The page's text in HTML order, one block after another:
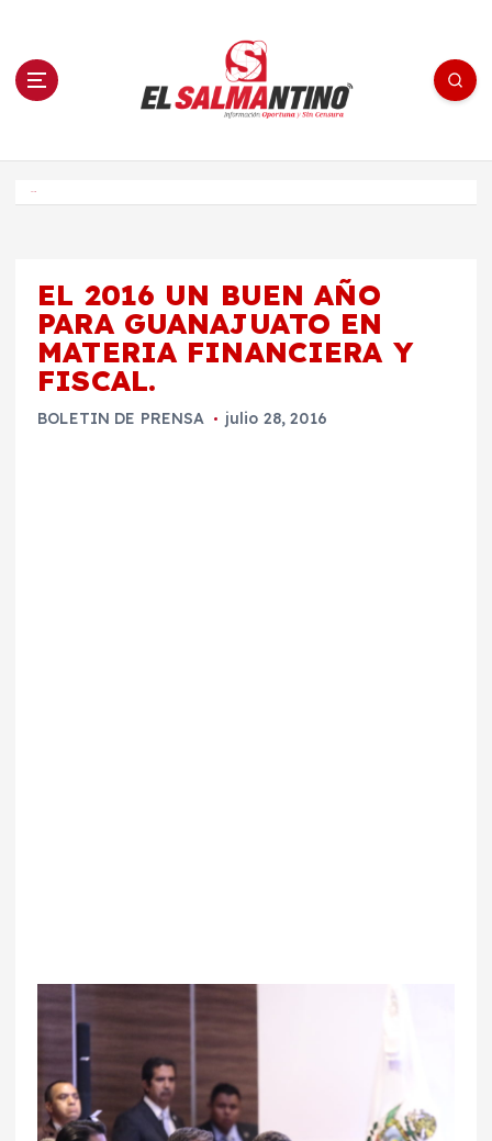
n El Salmantino - medios/noticias/editorial
EL 2016 UN BUEN AÑO
PARA GUANAJUATO EN
MATERIA FINANCIERA Y
FISCAL.
BOLETIN DE PRENSA julio 28, 2016